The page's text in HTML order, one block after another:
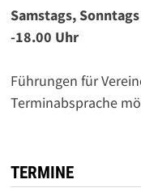
Samstags,
-18.00 Uhr
Führungen für
Terminabsprache
TERMINE